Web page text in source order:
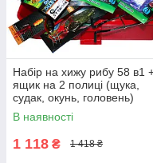
Набір на хижу рибу 58 в1
ящик на 2 полиці (щука,
судак, окунь, головень)
В наявності
1 118 ₴ 1 418 ₴